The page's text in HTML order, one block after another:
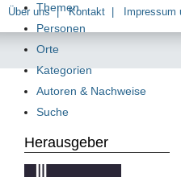
Themen
Personen
Orte
Kategorien
Autoren & Nachweise
Suche
Herausgeber
Über uns Kontakt Impressum